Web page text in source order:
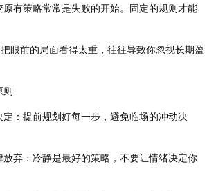
有策略常常是失败的开始。固定的规则才能
眼前的局面看得太重，往往导致你忽视长期盈
则
：提前规划好每一步，避免临场的冲动决
弃：冷静是最好的策略，不要让情绪决定你